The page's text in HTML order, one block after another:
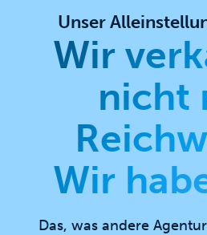
Unser
Wir
nicht
Wir
Das, was andere